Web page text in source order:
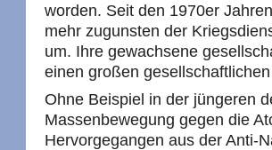
worden. Seit den 1970er
mehr zugunsten der
um. Ihre gewachsene
einen großen
Ohne Beispiel in der jüngeren
Massenbewegung gegen die
Hervorgegangen aus der Anti-